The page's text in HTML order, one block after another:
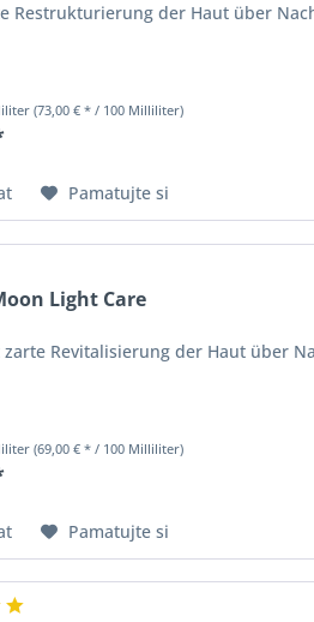
Restrukturierung der Haut über
(73,00 € * / 100 Milliliter)
Pamatujte si
Light Care
Revitalisierung der Haut über
(69,00 € * / 100 Milliliter)
Pamatujte si